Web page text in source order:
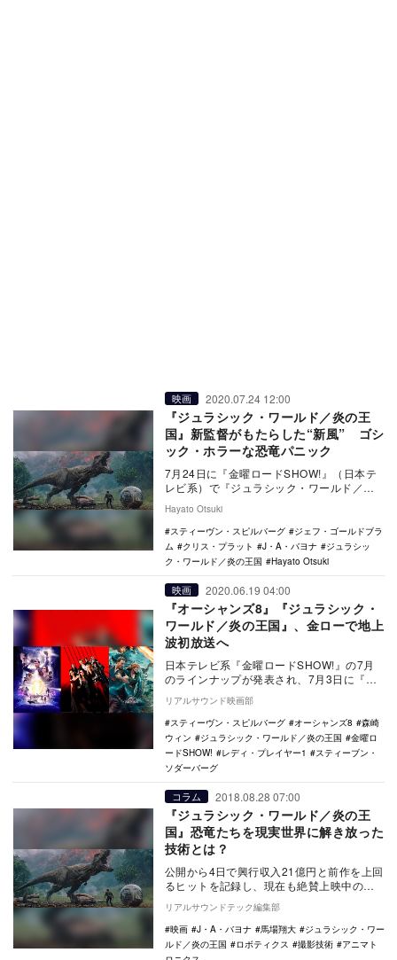
映画 2020.07.24 12:00
『ジュラシック・ワールド／炎の王
国』新監督がもたらした“新風” ゴシ
ック・ホラーな恐竜パニック
7月24日に『金曜ロードSHOW!』（日本テ
レビ系）で『ジュラシック・ワールド／炎
ーヴ…
Hayato Otsuki
スティーヴン・スピルバーグ
ジェフ・ゴールドブラ
ム
クリス・プラット J・A・バヨナ
ジュラシッ
ク・ワールド／炎の王国
Hayato Otsuki
映画 2020.06.19 04:00
『オーシャンズ8』『ジュラシック・
ワールド／炎の王国』、金ローで地上
波初放送へ
日本テレビ系『金曜ロードSHOW!』の7月
のラインナップが発表され、7月3日に『レ
ディ・プレイヤー1』、7月10日に『オーシ
ャン…
リアルサウンド映画部
スティーヴン・スピルバーグ
オーシャンズ8
森崎
ウィン
ジュラシック・ワールド／炎の王国
金曜ロ
ードSHOW!
レディ・プレイヤー1
スティーブン・
ソダーバーグ
コラム 2018.08.28 07:00
『ジュラシック・ワールド／炎の王
国』恐竜たちを現実世界に解き放った
技術とは？
公開から4日で興行収入21億円と前作を上回
るヒットを記録し、現在も絶賛上映中の
『ジュラシック・ワールド／炎の王国』。
ここでは監督…
リアルサウンドテック編集部
映画
J・A・バヨナ 馬場翔大
ジュラシック・ワー
ルド／炎の王国
ロボティクス 撮影技術
アニマト